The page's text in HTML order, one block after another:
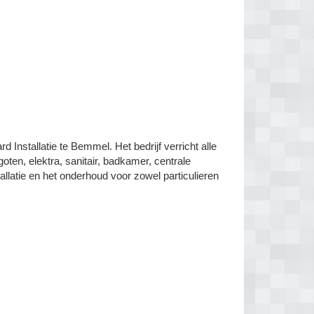
Installatie te Bemmel. Het bedrijf verricht alle
elektra, sanitair, badkamer, centrale
en het onderhoud voor zowel particulieren